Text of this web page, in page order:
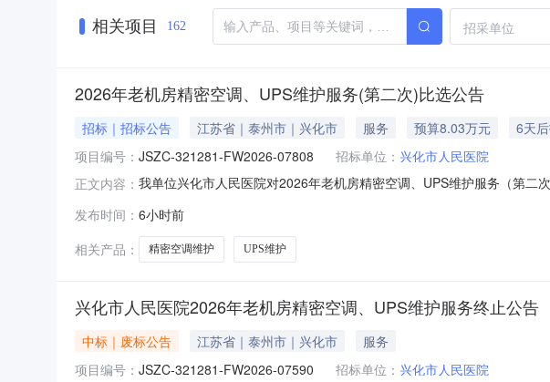
相关项目 162 招采单位
2026年老机房精密空调、UPS维护服务(第二次)比选公告
招标｜招标公告 江苏省｜泰州市｜兴化市 服务 预算8.03万元 6天
项目编号： JSZC-321281-FW2026-07808 招标单位： 兴化市人民医院
正文内容： 我单位兴化市人民医院对2026年老机房精密空调、UPS维护服务（第
321281-FW2026-07808（三）项目预算：￥80300.00元（四）项目地
发布时间： 6小时前
相关产品：
精密空调维护 UPS维护
兴化市人民医院2026年老机房精密空调、UPS维护服务终止公告
中标｜废标公告 江苏省｜泰州市｜兴化市
服务
项目编号： JSZC-321281-FW2026-07590 招标单位： 兴化市人民医院